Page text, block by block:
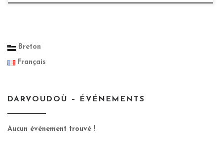
Breton
Français
DARVOUDOÙ – ÉVÉNEMENTS
Aucun événement trouvé !